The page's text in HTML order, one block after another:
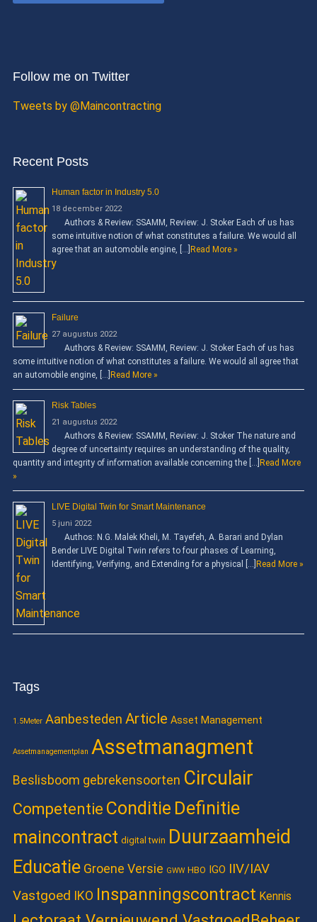
Follow me on Twitter
Tweets by @Maincontracting
Recent Posts
Human factor in Industry 5.0
18 december 2022
Authors & Review: SSAMM, Review: J. Stoker Each of us has
some intuitive notion of what constitutes a failure. We would all
agree that an automobile engine, […] Read More »
Failure
27 augustus 2022
Authors & Review: SSAMM, Review: J. Stoker Each of us has
some intuitive notion of what constitutes a failure. We would all agree that
an automobile engine, […] Read More »
Risk Tables
21 augustus 2022
Authors & Review: SSAMM, Review: J. Stoker The nature and
degree of uncertainty requires an understanding of the quality,
quantity and integrity of information available concerning the […] Read More
»
LIVE Digital Twin for Smart Maintenance
5 juni 2022
Authos: N.G. Malek Kheli, M. Tayefeh, A. Barari and Dylan
Bender LIVE Digital Twin refers to four phases of Learning,
Identifying, Verifying, and Extending for a physical […] Read More »
Tags
1.5Meter Aanbesteden Article Asset Management
Assetmanagementplan Assetmanagment
Beslisboom gebrekensoorten Circulair
Competentie Conditie Definitie
maincontract digital twin Duurzaamheid
Educatie Groene Versie GWW HBO IGO IIV/IAV
Vastgoed IKO Inspanningscontract Kennis